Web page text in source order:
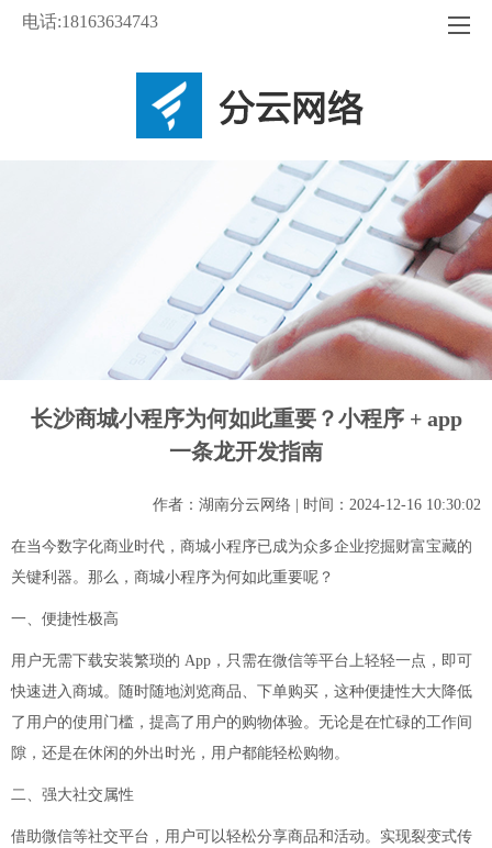
电话:18163634743
长沙商城小程序为何如此重要？小程序 + app
一条龙开发指南
作者：湖南分云网络 | 时间：2024-12-16 10:30:02
在当今数字化商业时代，商城小程序已成为众多企业挖掘财富宝藏的
关键利器。那么，商城小程序为何如此重要呢？
一、便捷性极高
用户无需下载安装繁琐的 App，只需在微信等平台上轻轻一点，即可
快速进入商城。随时随地浏览商品、下单购买，这种便捷性大大降低
了用户的使用门槛，提高了用户的购物体验。无论是在忙碌的工作间
隙，还是在休闲的外出时光，用户都能轻松购物。
二、强大社交属性
借助微信等社交平台，用户可以轻松分享商品和活动。实现裂变式传